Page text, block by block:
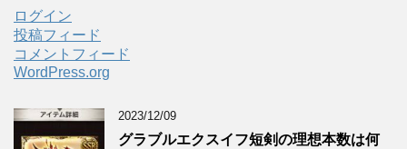
ログイン
投稿フィード
コメントフィード
WordPress.org
2023/12/09
グラブルエクスイフ短剣の理想本数は何